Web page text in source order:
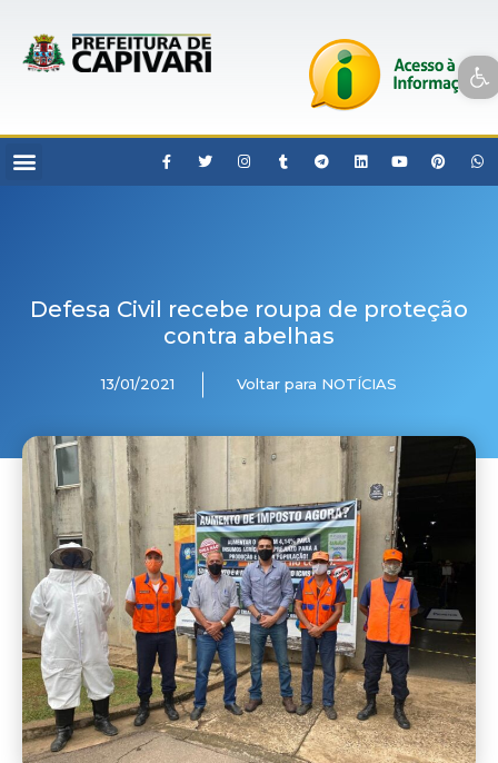
Open toolbar
Defesa Civil recebe roupa de proteção
contra abelhas
13/01/2021 Voltar para NOTÍCIAS